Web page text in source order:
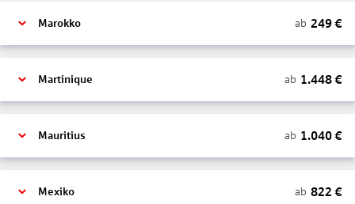
Marokko ab 249€
Martinique ab 1.448€
Mauritius ab 1.040€
Mexiko ab 822 €